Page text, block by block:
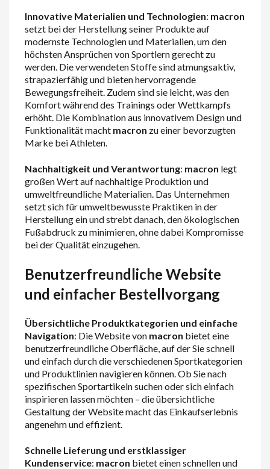
Innovative Materialien und Technologien: macron
setzt bei der Herstellung seiner Produkte auf
modernste Technologien und Materialien, um den
höchsten Ansprüchen von Sportlern gerecht zu
werden. Die verwendeten Stoffe sind atmungsaktiv,
strapazierfähig und bieten hervorragende
Bewegungsfreiheit. Zudem sind sie leicht, was den
Komfort während des Trainings oder Wettkampfs
erhöht. Die Kombination aus innovativem Design und
Funktionalität macht macron zu einer bevorzugten
Marke bei Athleten.
Nachhaltigkeit und Verantwortung: macron legt
großen Wert auf nachhaltige Produktion und
umweltfreundliche Materialien. Das Unternehmen
setzt sich für umweltbewusste Praktiken in der
Herstellung ein und strebt danach, den ökologischen
Fußabdruck zu minimieren, ohne dabei Kompromisse
bei der Qualität einzugehen.
Benutzerfreundliche Website
und einfacher Bestellvorgang
Übersichtliche Produktkategorien und einfache
Navigation: Die Website von macron bietet eine
benutzerfreundliche Oberfläche, auf der Sie schnell
und einfach durch die verschiedenen Sportkategorien
und Produktlinien navigieren können. Ob Sie nach
spezifischen Sportartikeln suchen oder sich einfach
inspirieren lassen möchten – die übersichtliche
Gestaltung der Website macht das Einkaufserlebnis
angenehm und effizient.
Schnelle Lieferung und erstklassiger
Kundenservice: macron bietet einen schnellen und